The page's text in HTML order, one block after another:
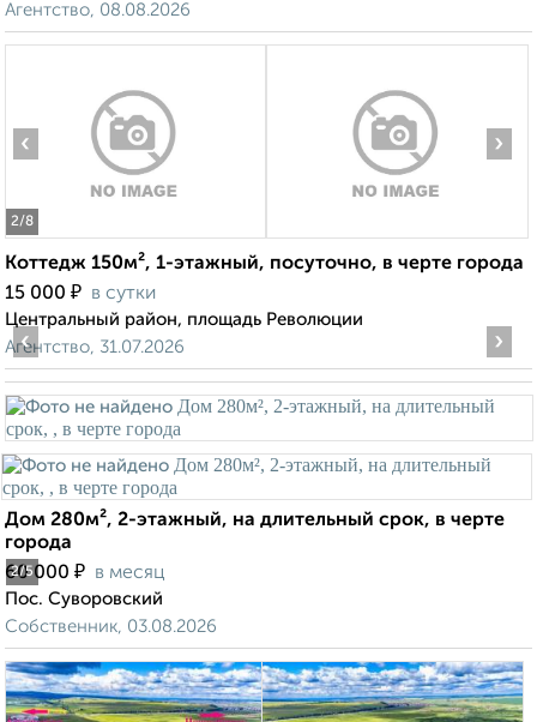
Агентство, 08.08.2026
2/8
‹ ›
Коттедж 150м², 1-этажный, посуточно, в черте города
15 000 ₽ в сутки
Центральный район, площадь Революции
Агентство, 31.07.2026
2/5
‹ ›
Дом 280м², 2-этажный, на длительный срок, в черте
города
60 000 ₽ в месяц
Пос. Суворовский
Собственник, 03.08.2026